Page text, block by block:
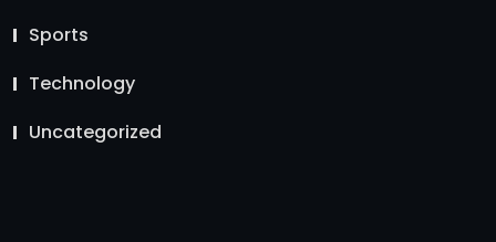
Sports
Technology
Uncategorized